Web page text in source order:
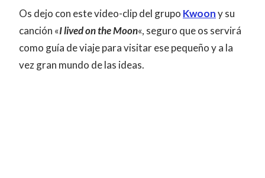
Os dejo con este video-clip del grupo Kwoony su
canción «I lived on the Moon«, seguro que os servirá
como guía de viaje para visitar ese pequeño y a la
vez gran mundo de las ideas.